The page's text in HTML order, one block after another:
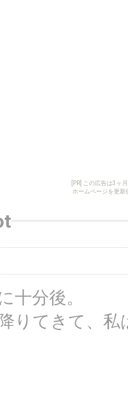
[PR] この広告は3ヶ
ホームページを更
分後。
りてきて、私